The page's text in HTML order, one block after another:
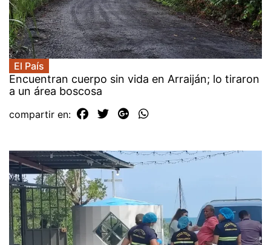
El País
Encuentran cuerpo sin vida en Arraiján; lo tiraron
a un área boscosa
compartir en: